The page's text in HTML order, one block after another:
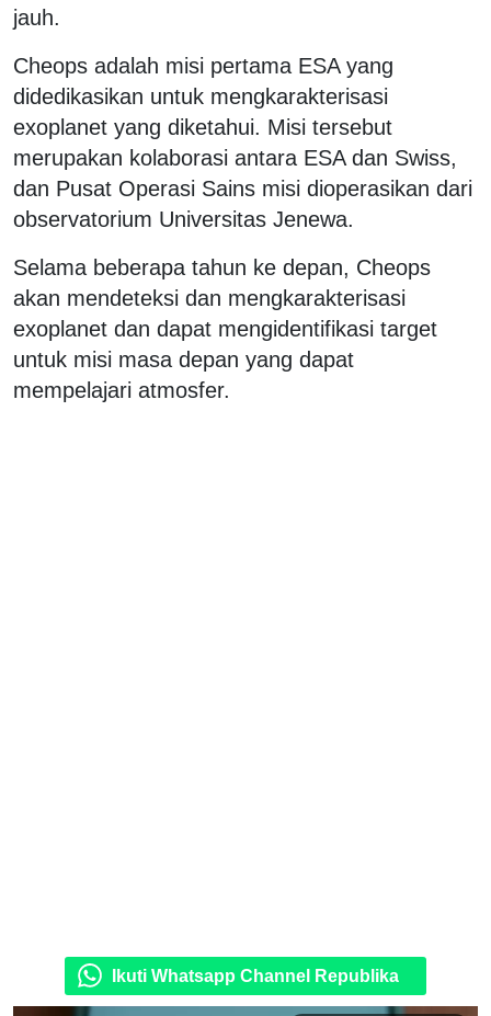
jauh.
Cheops adalah misi pertama ESA yang
didedikasikan untuk mengkarakterisasi
exoplanet yang diketahui. Misi tersebut
merupakan kolaborasi antara ESA dan Swiss,
dan Pusat Operasi Sains misi dioperasikan dari
observatorium Universitas Jenewa.
Selama beberapa tahun ke depan, Cheops
akan mendeteksi dan mengkarakterisasi
exoplanet dan dapat mengidentifikasi target
untuk misi masa depan yang dapat
mempelajari atmosfer.
Ikuti Whatsapp Channel Republika